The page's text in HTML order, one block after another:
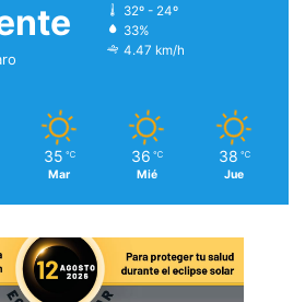
32º - 24º
33%
4.47 km/h
35 ℃
Mar
36 ℃
Mié
38 ℃
Jue